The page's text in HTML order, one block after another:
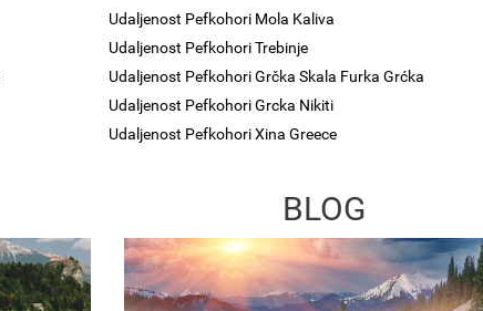
Udaljenost Pefkohori Mola Kaliva
Udaljenost Pefkohori Trebinje
Udaljenost Pefkohori Grčka Skala Furka Grćka
Udaljenost Pefkohori Grcka Nikiti
Udaljenost Pefkohori Xina Greece
BLOG